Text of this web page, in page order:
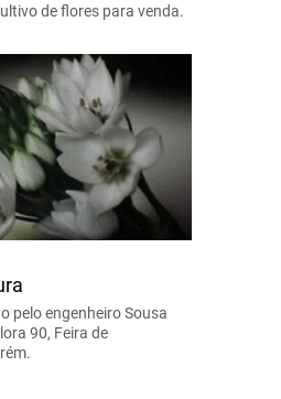
de flores para venda.
pelo engenheiro Sousa
90, Feira de